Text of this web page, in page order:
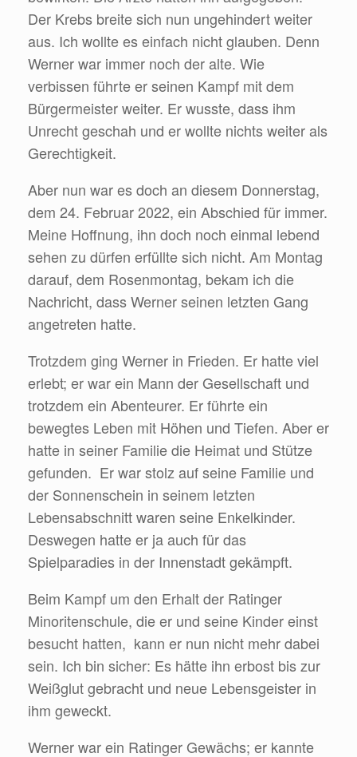
Der Krebs breite sich nun ungehindert weiter
aus. Ich wollte es einfach nicht glauben. Denn
Werner war immer noch der alte. Wie
verbissen führte er seinen Kampf mit dem
Bürgermeister weiter. Er wusste, dass ihm
Unrecht geschah und er wollte nichts weiter als
Gerechtigkeit.
Aber nun war es doch an diesem Donnerstag,
dem 24. Februar 2022, ein Abschied für immer.
Meine Hoffnung, ihn doch noch einmal lebend
sehen zu dürfen erfüllte sich nicht. Am Montag
darauf, dem Rosenmontag, bekam ich die
Nachricht, dass Werner seinen letzten Gang
angetreten hatte.
Trotzdem ging Werner in Frieden. Er hatte viel
erlebt; er war ein Mann der Gesellschaft und
trotzdem ein Abenteurer. Er führte ein
bewegtes Leben mit Höhen und Tiefen. Aber er
hatte in seiner Familie die Heimat und Stütze
gefunden. Er war stolz auf seine Familie und
der Sonnenschein in seinem letzten
Lebensabschnitt waren seine Enkelkinder.
Deswegen hatte er ja auch für das
Spielparadies in der Innenstadt gekämpft.
Beim Kampf um den Erhalt der Ratinger
Minoritenschule, die er und seine Kinder einst
besucht hatten, kann er nun nicht mehr dabei
sein. Ich bin sicher: Es hätte ihn erbost bis zur
Weißglut gebracht und neue Lebensgeister in
ihm geweckt.
Werner war ein Ratinger Gewächs; er kannte